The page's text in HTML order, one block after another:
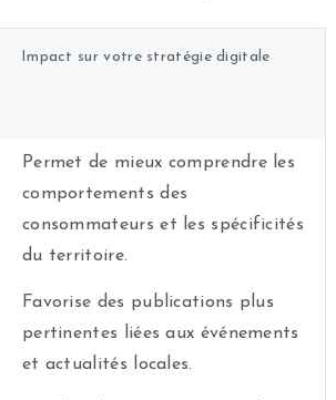
Impact sur votre stratégie digitale
Permet de mieux comprendre les
comportements des
consommateurs et les spécificités
du territoire.
Favorise des publications plus
pertinentes liées aux événements
et actualités locales.